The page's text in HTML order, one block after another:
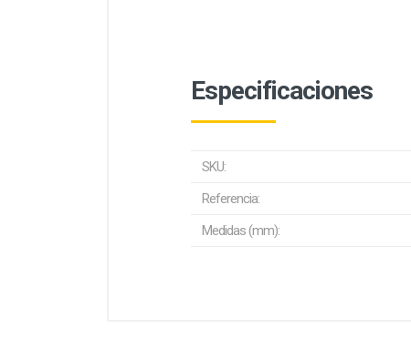
Especificaciones
SKU:
Referencia:
Medidas (mm):